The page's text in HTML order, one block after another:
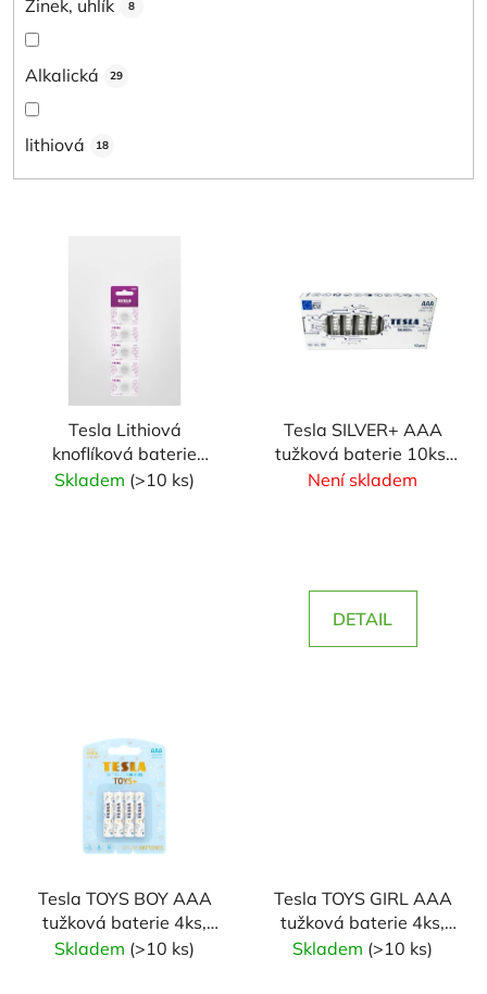
Zinek, uhlík 8
Alkalická 29
lithiová 18
Tesla Lithiová
knoflíková baterie
CR1620, 3V, 5ks
Skladem (>10 ks)
Tesla SILVER+ AAA
tužková baterie 10ks,
EU edice
Není skladem
DETAIL
Tesla TOYS BOY AAA
tužková baterie 4ks,
blistrová fólie
Skladem (>10 ks)
Tesla TOYS GIRL AAA
tužková baterie 4ks,
blistrová fólie
Skladem (>10 ks)